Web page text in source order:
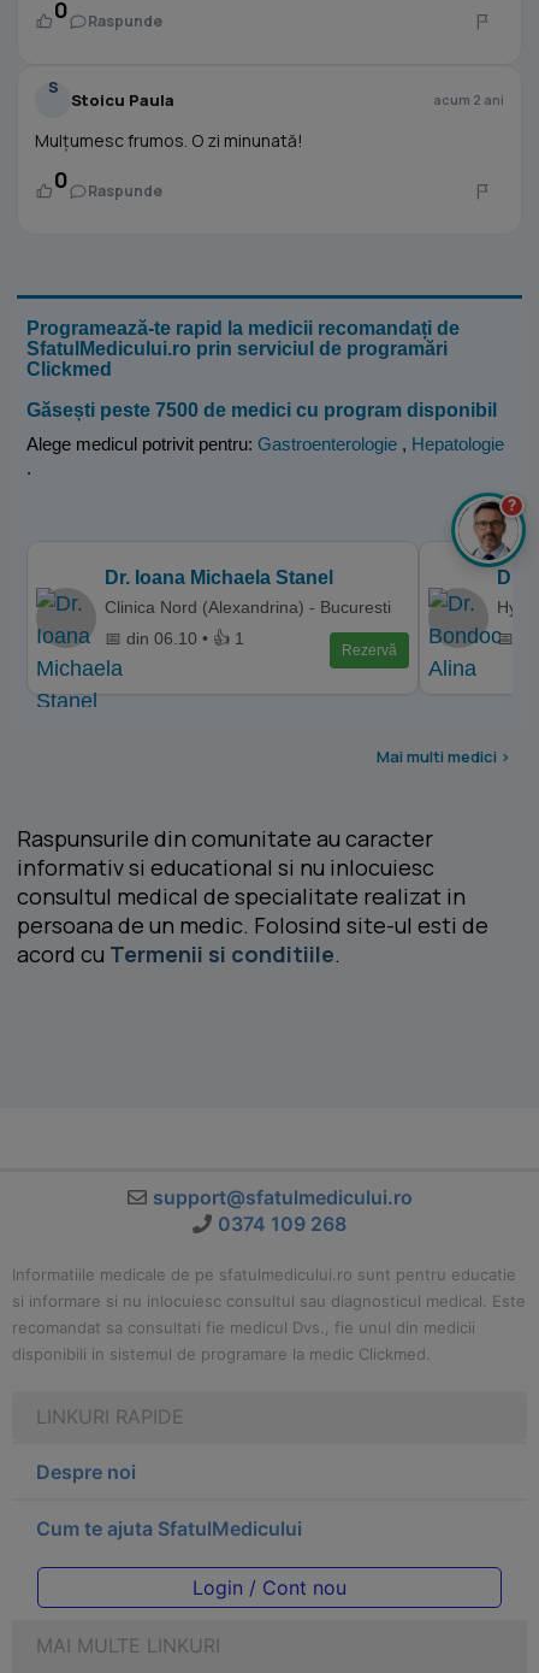
0 Raspunde
S
Stoicu Paula acum 2 ani
Mulțumesc frumos. O zi minunată!
0 Raspunde
Programează-te rapid la medicii recomandați de
SfatulMedicului.ro prin serviciul de programări
Clickmed
Găsești peste 7500 de medici cu program disponibil
Alege medicul potrivit pentru: Gastroenterologie , Hepatologie
.
Dr. Ioana Michaela Stanel
Clinica Nord (Alexandrina) - Bucuresti
📅 din 06.10 • 👍 1
Rezervă
Dr.
📅
Mai multi medici >
Raspunsurile din comunitate au caracter
informativ si educational si nu inlocuiesc
consultul medical de specialitate realizat in
persoana de un medic. Folosind site-ul esti de
acord cu Termenii si conditiile.
support@sfatulmedicului.ro
0374 109 268
Informatiile medicale de pe sfatulmedicului.ro sunt pentru educatie
si informare si nu inlocuiesc consultul sau diagnosticul medical. Este
recomandat sa consultati fie medicul Dvs., fie unul din medicii
disponibili in sistemul de programare la medic Clickmed.
LINKURI RAPIDE
Despre noi
Cum te ajuta SfatulMedicului
Login / Cont nou
MAI MULTE LINKURI
?